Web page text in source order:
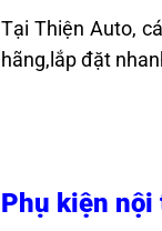
Tại Thiện Auto,
hãng,lắp đặt
Phụ kiện nội